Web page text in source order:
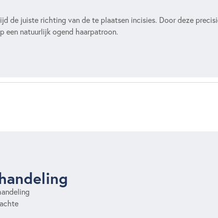
de juiste richting van de te plaatsen incisies. Door deze
een natuurlijk ogend haarpatroon.